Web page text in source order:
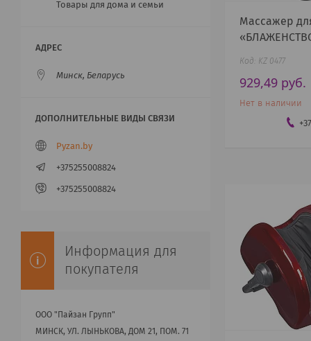
Массажер
KZ 0477
929,49 руб.
Нет в наличии
Товары для дома и семьи
Минск, Беларусь
Pyzan.by
+375255008824
+375255008824
Информация для
покупателя
ООО "Пайзан Групп"
МИНСК, УЛ. ЛЫНЬКОВА, ДОМ 21, ПОМ. 71